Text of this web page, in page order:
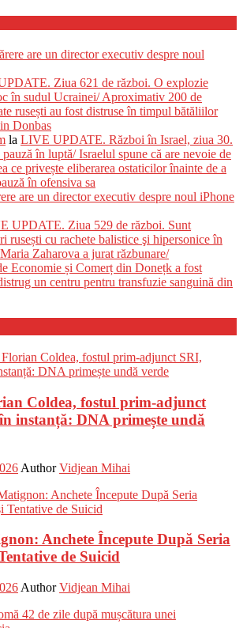
are un director executiv despre noul
Ziua 621 de război. O explozie
în sudul Ucrainei/ Aproximativ 200 de
rusești au fost distruse în timpul bătăliilor
Donbas
la LIVE UPDATE. Război în Israel, ziua 30.
în luptă/ Israelul spune că are nevoie de
ce privește eliberarea ostaticilor înainte de a
în ofensiva sa
are un director executiv despre noul iPhone
UPDATE. Ziua 529 de război. Sunt
rusești cu rachete balistice şi hipersonice în
Zaharova a jurat răzbunare/
Economie și Comerț din Donețk a fost
un centru pentru transfuzie sanguină din
Coldea, fostul prim-adjunct
instanță: DNA primește undă
Author Vidjean Mihai
Anchete Începute După Seria
de Suicid
Author Vidjean Mihai